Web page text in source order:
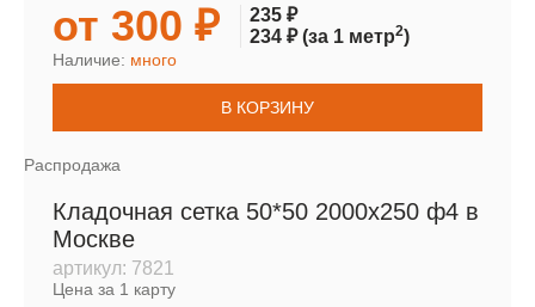
от 300 ₽
235 ₽
234 ₽(за 1 метр2)
Наличие: много
В КОРЗИНУ
Распродажа
Кладочная сетка 50*50 2000х250 ф4 в
Москве
артикул: 7821
Цена за 1 карту